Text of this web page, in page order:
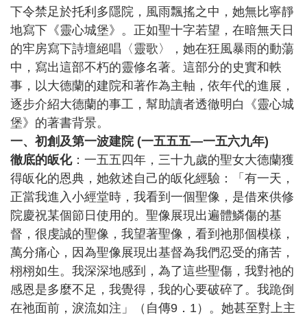
下令禁足於托利多隱院，風雨飄搖之中，她無比寧靜
地寫下《靈心城堡》。正如聖十字若望，在暗無天日
的牢房寫下詩壇絕唱〈靈歌〉，她在狂風暴雨的動蕩
中，寫出這部不朽的靈修名著。這部分的史實和軼
事，以大德蘭的建院和著作為主軸，依年代的進展，
逐步介紹大德蘭的事工，幫助讀者透徹明白《靈心城
堡》的著書背景。
一、初創及第一波建院 (一五五五—一五六九年)
徹底的皈化：一五五四年，三十九歲的聖女大德蘭獲
得皈化的恩典，她敘述自己的皈化經驗：「有一天，
正當我進入小經堂時，我看到一個聖像，是借來供修
院慶祝某個節日使用的。聖像展現出遍體鱗傷的基
督，很虔誠的聖像，我望著聖像，看到祂那個模樣，
萬分痛心，因為聖像展現出基督為我們忍受的痛苦，
栩栩如生。我深深地感到，為了這些聖傷，我對祂的
感恩是多麼不足，我覺得，我的心要破碎了。我跪倒
在祂面前，淚流如注」（自傳9．1）。她甚至對上主